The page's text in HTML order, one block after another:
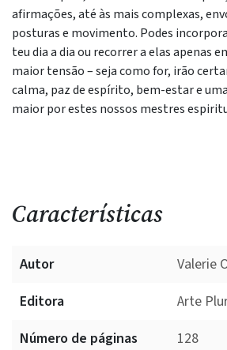
afirmações, até às mais complexas,
posturas e movimento. Podes
teu dia a dia ou recorrer a elas apenas
maior tensão – seja como for, irão
calma, paz de espírito, bem-estar e
maior por estes nossos mestres
Características
Autor
Valerie
Editora
Arte
Número de páginas
128